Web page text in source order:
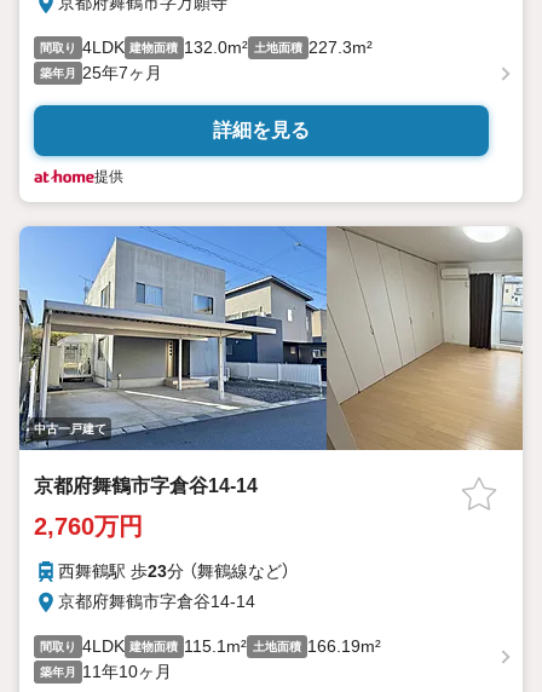
間取り 4LDK 建物面積 132.0m² 土地面積 227.3m²
築年月 25年7ヶ月
詳細を見る
提供
中古一戸建て
京都府舞鶴市字倉谷14-14
2,760万円
西舞鶴駅 歩23分 （舞鶴線など）
京都府舞鶴市字倉谷14-14
間取り 4LDK 建物面積 115.1m² 土地面積 166.19m²
築年月 11年10ヶ月